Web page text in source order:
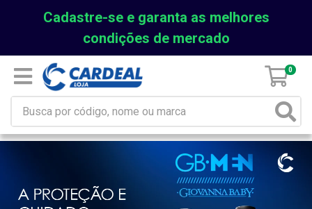
Cadastre-se e garanta as melhores
condições de mercado
0